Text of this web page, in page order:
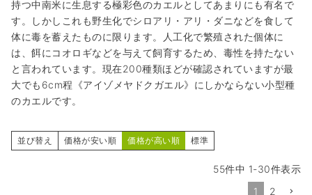
持つ中南米に生息する極彩色のカエルとしてあまりにも有名で
す。しかしこれも野生化でシロアリ・アリ・ダニなどを食して
体に毒を蓄えたものに限ります。人工化で繁殖された個体に
は、餌にコオロギなどを与えて飼育するため、毒性を持たない
と言われています。現在200種類ほどが確認されていますが最
大でも6cm程《アイゾメヤドクガエル》にしかならない小型種
のカエルです。
並び替え 価格が安い順 価格が高い順 標準
55件中 1-30件表示
1
2